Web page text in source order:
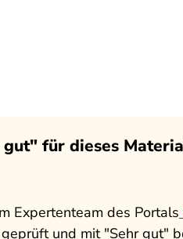
für dieses
Expertenteam des Portals
und mit "Sehr gut"